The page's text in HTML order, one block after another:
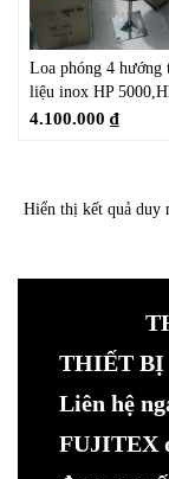
Loa phóng 4 hướng
liệu inox HP
4.100.000 ₫
Hiển thị kết quả duy
THIẾT BỊ
Liên hệ
FUJITEX